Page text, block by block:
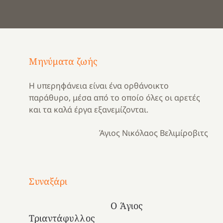
Μηνύματα ζωής
Η υπερηφάνεια είναι ένα ορθάνοικτο
παράθυρο, μέσα από το οποίο όλες οι αρετές
και τα καλά έργα εξανεμίζονται.
Άγιος Νικόλαος Βελιμίροβιτς
Συναξάρι
Ο Άγιος
Τριαντάφυλλος
Μια
και
Κατασκηνωτικές